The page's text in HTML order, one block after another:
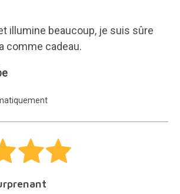
illumine beaucoup, je suis sûre
comme cadeau.